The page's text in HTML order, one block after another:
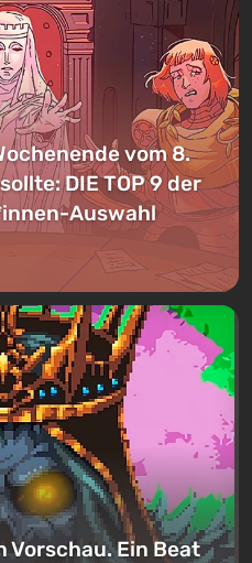
vom 8.
DIE TOP 9 der
Auswahl
Vorschau. Ein Beat